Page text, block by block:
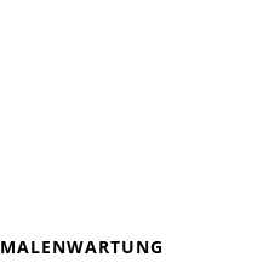
MALENWARTUNG